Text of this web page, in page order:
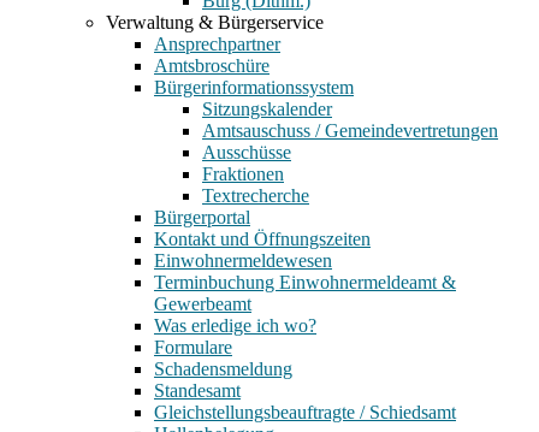
Verwaltung & Bürgerservice
Ansprechpartner
Amtsbroschüre
Bürgerinformationssystem
Sitzungskalender
Amtsauschuss / Gemeindevertretungen
Ausschüsse
Fraktionen
Textrecherche
Bürgerportal
Kontakt und Öffnungszeiten
Einwohnermeldewesen
Terminbuchung Einwohnermeldeamt &
Gewerbeamt
Was erledige ich wo?
Formulare
Schadensmeldung
Standesamt
Gleichstellungsbeauftragte / Schiedsamt